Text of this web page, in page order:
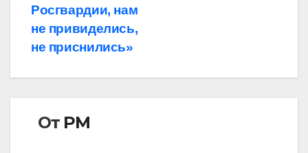
Росгвардии, нам
не привиделись,
не приснились»
От РМ